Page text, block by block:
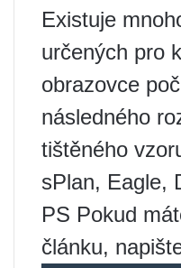
Existuje
určených pro
obrazovce
následného
tištěného
sPlan, Eagle,
PS Pokud
článku,